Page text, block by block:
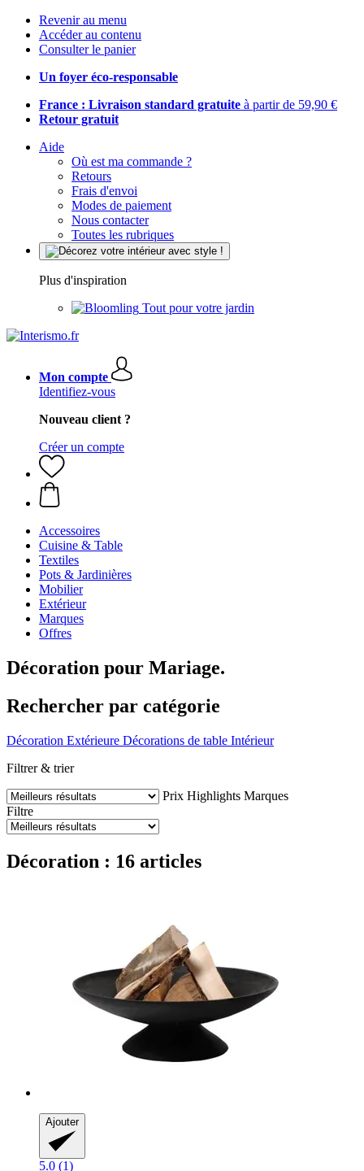
Revenir au menu
Accéder au contenu
Consulter le panier
Un foyer éco-responsable
France : Livraison standard gratuite à partir de 59,90 €
Retour gratuit
Aide
Où est ma commande ?
Retours
Frais d'envoi
Modes de paiement
Nous contacter
Toutes les rubriques
Plus d'inspiration
Tout pour votre jardin
Mon compte
Identifiez-vous
Nouveau client ?
Créer un compte
Accessoires
Cuisine & Table
Textiles
Pots & Jardinières
Mobilier
Extérieur
Marques
Offres
Décoration pour Mariage.
Rechercher par catégorie
Décoration Extérieure Décorations de table Intérieur
Filtrer & trier
Prix Highlights Marques
Filtre
Décoration : 16 articles
Ajouter
5.0 (1)